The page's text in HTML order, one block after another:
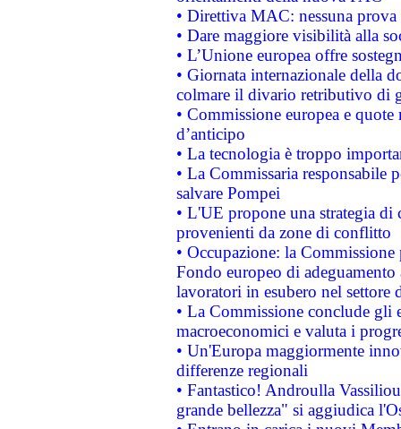
• Direttiva MAC: nessuna
• Dare maggiore visibilità alla
• L’Unione europea offre
• Giornata internazionale della
colmare il divario retributivo di
• Commissione europea e
d’anticipo
• La tecnologia è troppo
• La Commissaria responsabile
salvare Pompei
• L'UE propone una strategia
provenienti da zone di conflitto
• Occupazione: la
Fondo europeo di
lavoratori in esubero nel
• La Commissione conclude
macroeconomici e valuta i
• Un'Europa maggiormente
differenze regionali
• Fantastico! Androulla
grande bellezza" si aggiudica